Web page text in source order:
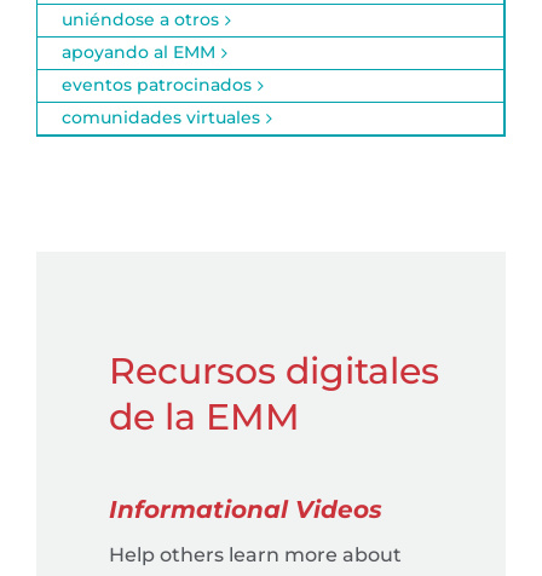
uniéndose a otros
apoyando al EMM
eventos patrocinados
comunidades virtuales
Recursos digitales
de la EMM
Informational Videos
Help others learn more about